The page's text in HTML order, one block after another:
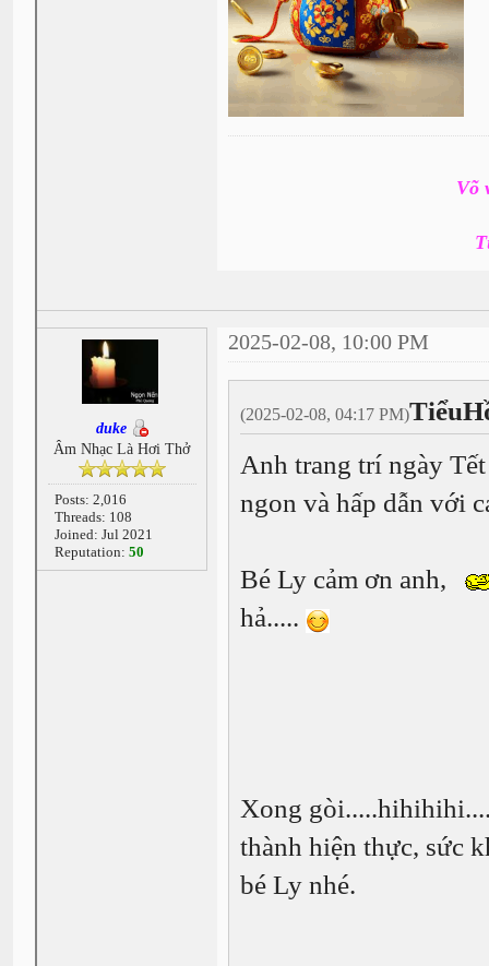
Võ
duke
Âm Nhạc Là Hơi Thở
Posts: 2,016
Threads: 108
Joined: Jul 2021
Reputation: 50
2025-02-08, 10:00 PM
(2025-02-08, 04:17 PM)
Anh trang trí ngày
ngon và hấp dẫn với
Bé Ly cảm ơn anh,
hả.....
Xong
thành hiện thực, sức
bé Ly nhé.